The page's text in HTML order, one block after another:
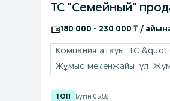
ТС "Семейный"
180 000 - 230 000 ₸ /
Компания атауы: ТС
Бүгін 05:58